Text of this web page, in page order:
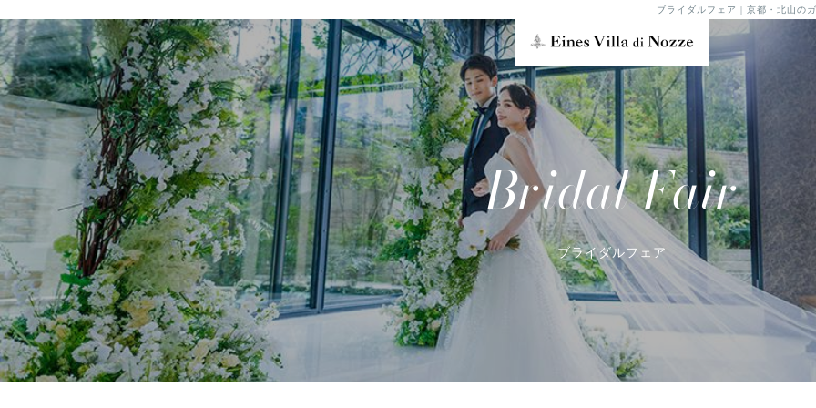
ブライダルフェア | 京都・北山の
Bridal Fair
ブライダルフェア